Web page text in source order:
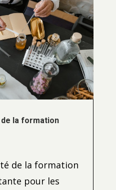
la formation
de la formation
pour les